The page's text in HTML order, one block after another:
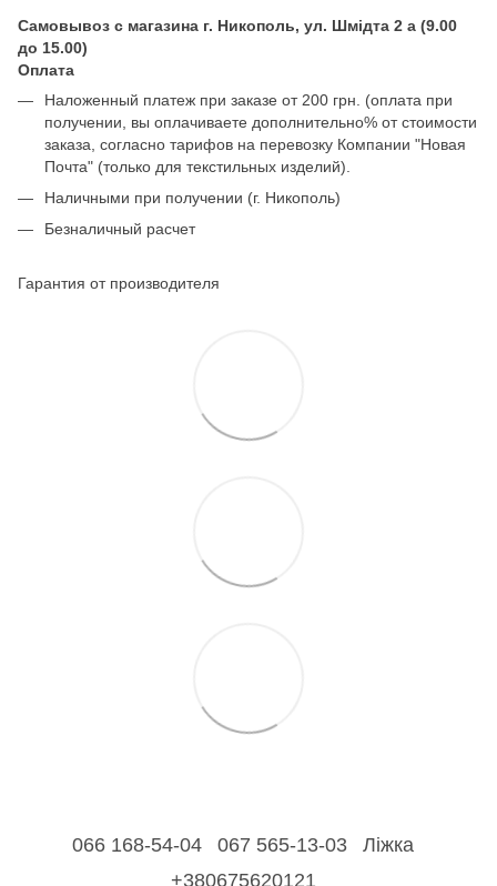
Самовывоз с магазина г. Никополь, ул. Шмідта 2 а (9.00
до 15.00)
Оплата
Наложенный платеж при заказе от 200 грн. (оплата при
получении, вы оплачиваете дополнительно% от стоимости
заказа, согласно тарифов на перевозку Компании "Новая
Почта" (только для текстильных изделий).
Наличными при получении (г. Никополь)
Безналичный расчет
Гарантия от производителя
066 168-54-04 067 565-13-03
Ліжка
+380675620121